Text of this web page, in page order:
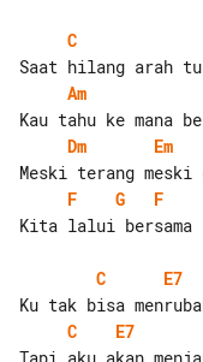
C
Am
Dm
Em
F
G
F
Kita lalui bersama
C E7
C
E7